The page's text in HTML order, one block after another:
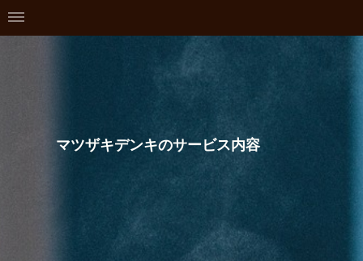
マツザキデンキのサービス内容